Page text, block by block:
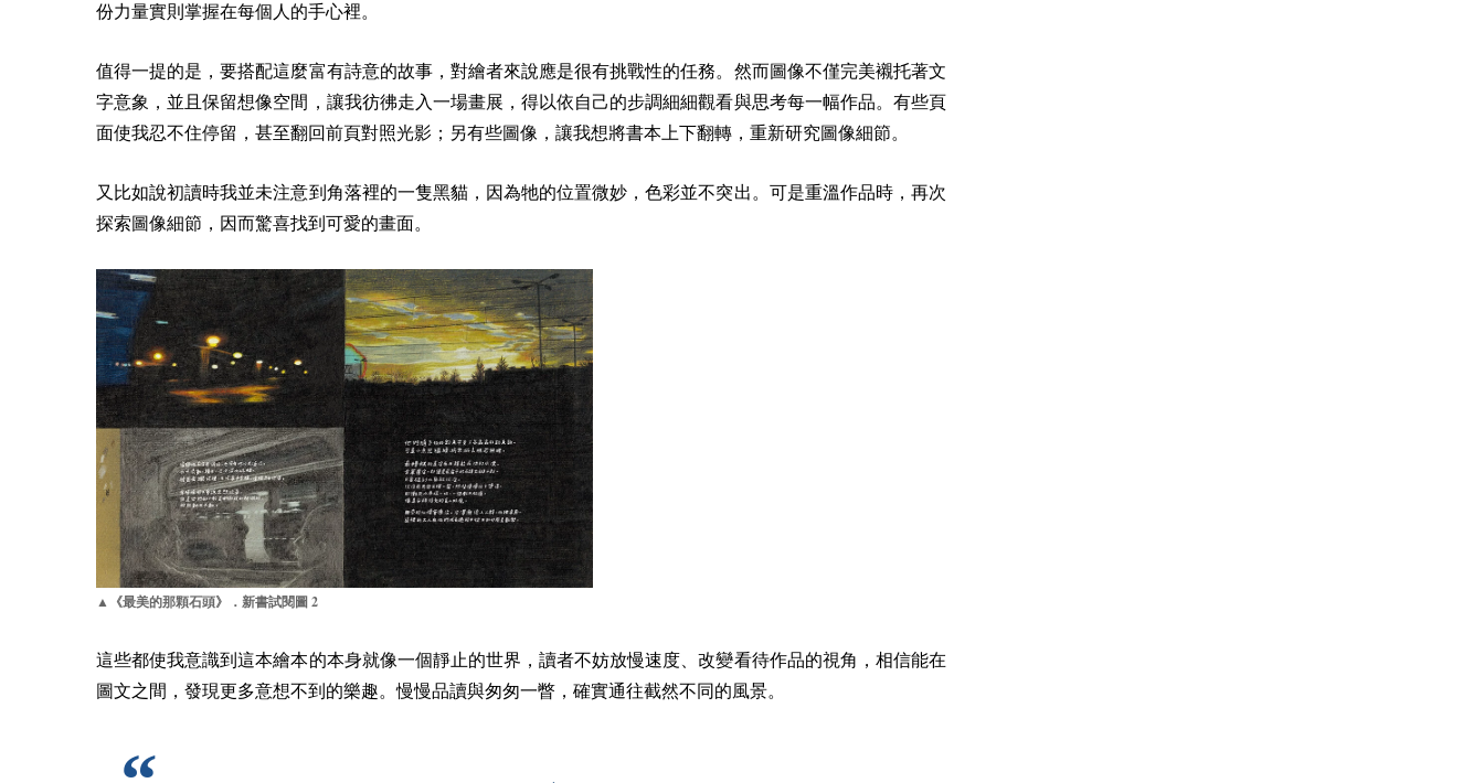
份力量實則掌握在每個人的手心裡。
值得一提的是，要搭配這麼富有詩意的故事，對繪者來說應是很有挑戰性的任務。然而圖像不僅完美襯托著文
字意象，並且保留想像空間，讓我彷彿走入一場畫展，得以依自己的步調細細觀看與思考每一幅作品。有些頁
面使我忍不住停留，甚至翻回前頁對照光影；另有些圖像，讓我想將書本上下翻轉，重新研究圖像細節。
又比如說初讀時我並未注意到角落裡的一隻黑貓，因為牠的位置微妙，色彩並不突出。可是重溫作品時，再次
探索圖像細節，因而驚喜找到可愛的畫面。
▲《最美的那顆石頭》．新書試閱圖 2
這些都使我意識到這本繪本的本身就像一個靜止的世界，讀者不妨放慢速度、改變看待作品的視角，相信能在
圖文之間，發現更多意想不到的樂趣。慢慢品讀與匆匆一瞥，確實通往截然不同的風景。